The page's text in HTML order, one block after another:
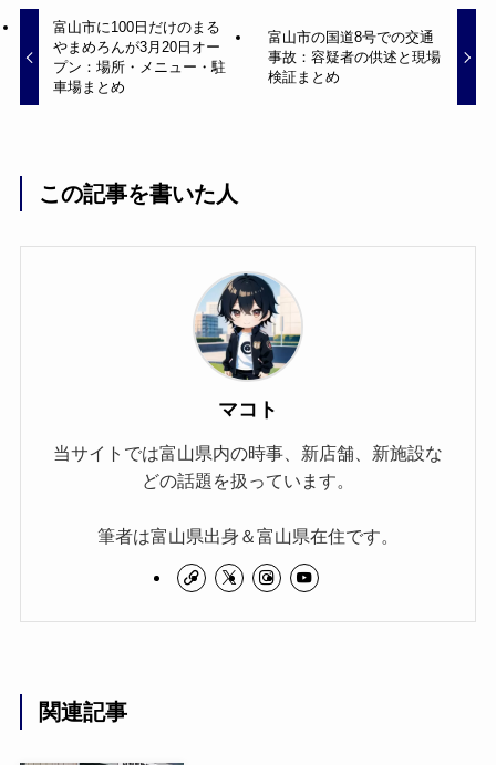
富山市に100日だけのまる
やまめろんが3月20日オー
プン：場所・メニュー・駐
車場まとめ
富山市の国道8号での交通
事故：容疑者の供述と現場
検証まとめ
この記事を書いた人
マコト
当サイトでは富山県内の時事、新店舗、新施設な
どの話題を扱っています。
筆者は富山県出身＆富山県在住です。
関連記事